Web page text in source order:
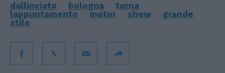
dallinviato bologna
torna
lappuntamento
motor show
grande
stile